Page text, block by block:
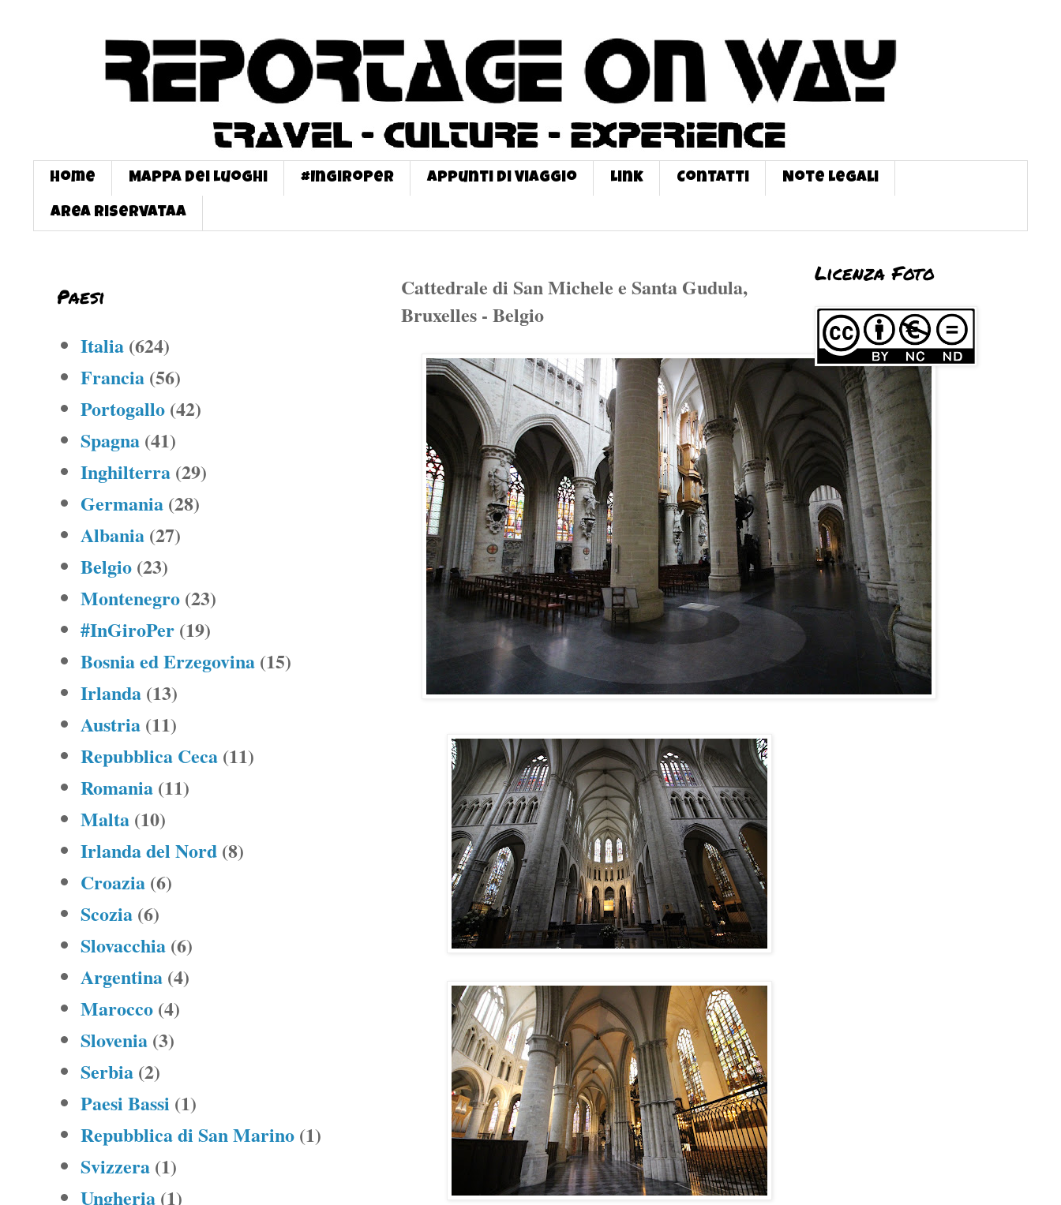
Home Mappa dei Luoghi #InGiroPer Appunti di Viaggio Link Contatti Note Legali
Area Riservataa
Cattedrale di San Michele e Santa Gudula,
Bruxelles - Belgio
Paesi
Italia (624)
Francia (56)
Portogallo (42)
Spagna (41)
Inghilterra (29)
Germania (28)
Albania (27)
Belgio (23)
Montenegro (23)
#InGiroPer (19)
Bosnia ed Erzegovina (15)
Irlanda (13)
Austria (11)
Repubblica Ceca (11)
Romania (11)
Malta (10)
Irlanda del Nord (8)
Croazia (6)
Scozia (6)
Slovacchia (6)
Argentina (4)
Marocco (4)
Slovenia (3)
Serbia (2)
Paesi Bassi (1)
Repubblica di San Marino (1)
Svizzera (1)
Ungheria (1)
Licenza Foto